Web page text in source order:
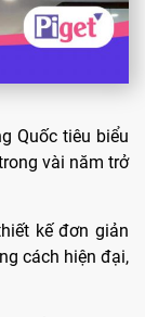
Quốc tiêu biểu
vài năm trở
kế đơn giản
cách hiện đại,